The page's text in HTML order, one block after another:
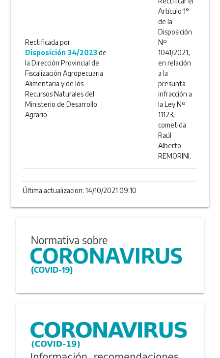
Rectificada por
Disposición 34/2023de
la Dirección Provincial de
Fiscalización Agropecuaria
Alimentaria y de los
Recursos Naturales del
Ministerio de Desarrollo
Agrario
Artículo 1°
de la
Disposición
Nº
1041/2021,
en relación
a la
presunta
infracción a
la Ley Nº
11123,
cometida
Raúl
Alberto
REMORINI.
Última actualizacion: 14/10/2021 09:10